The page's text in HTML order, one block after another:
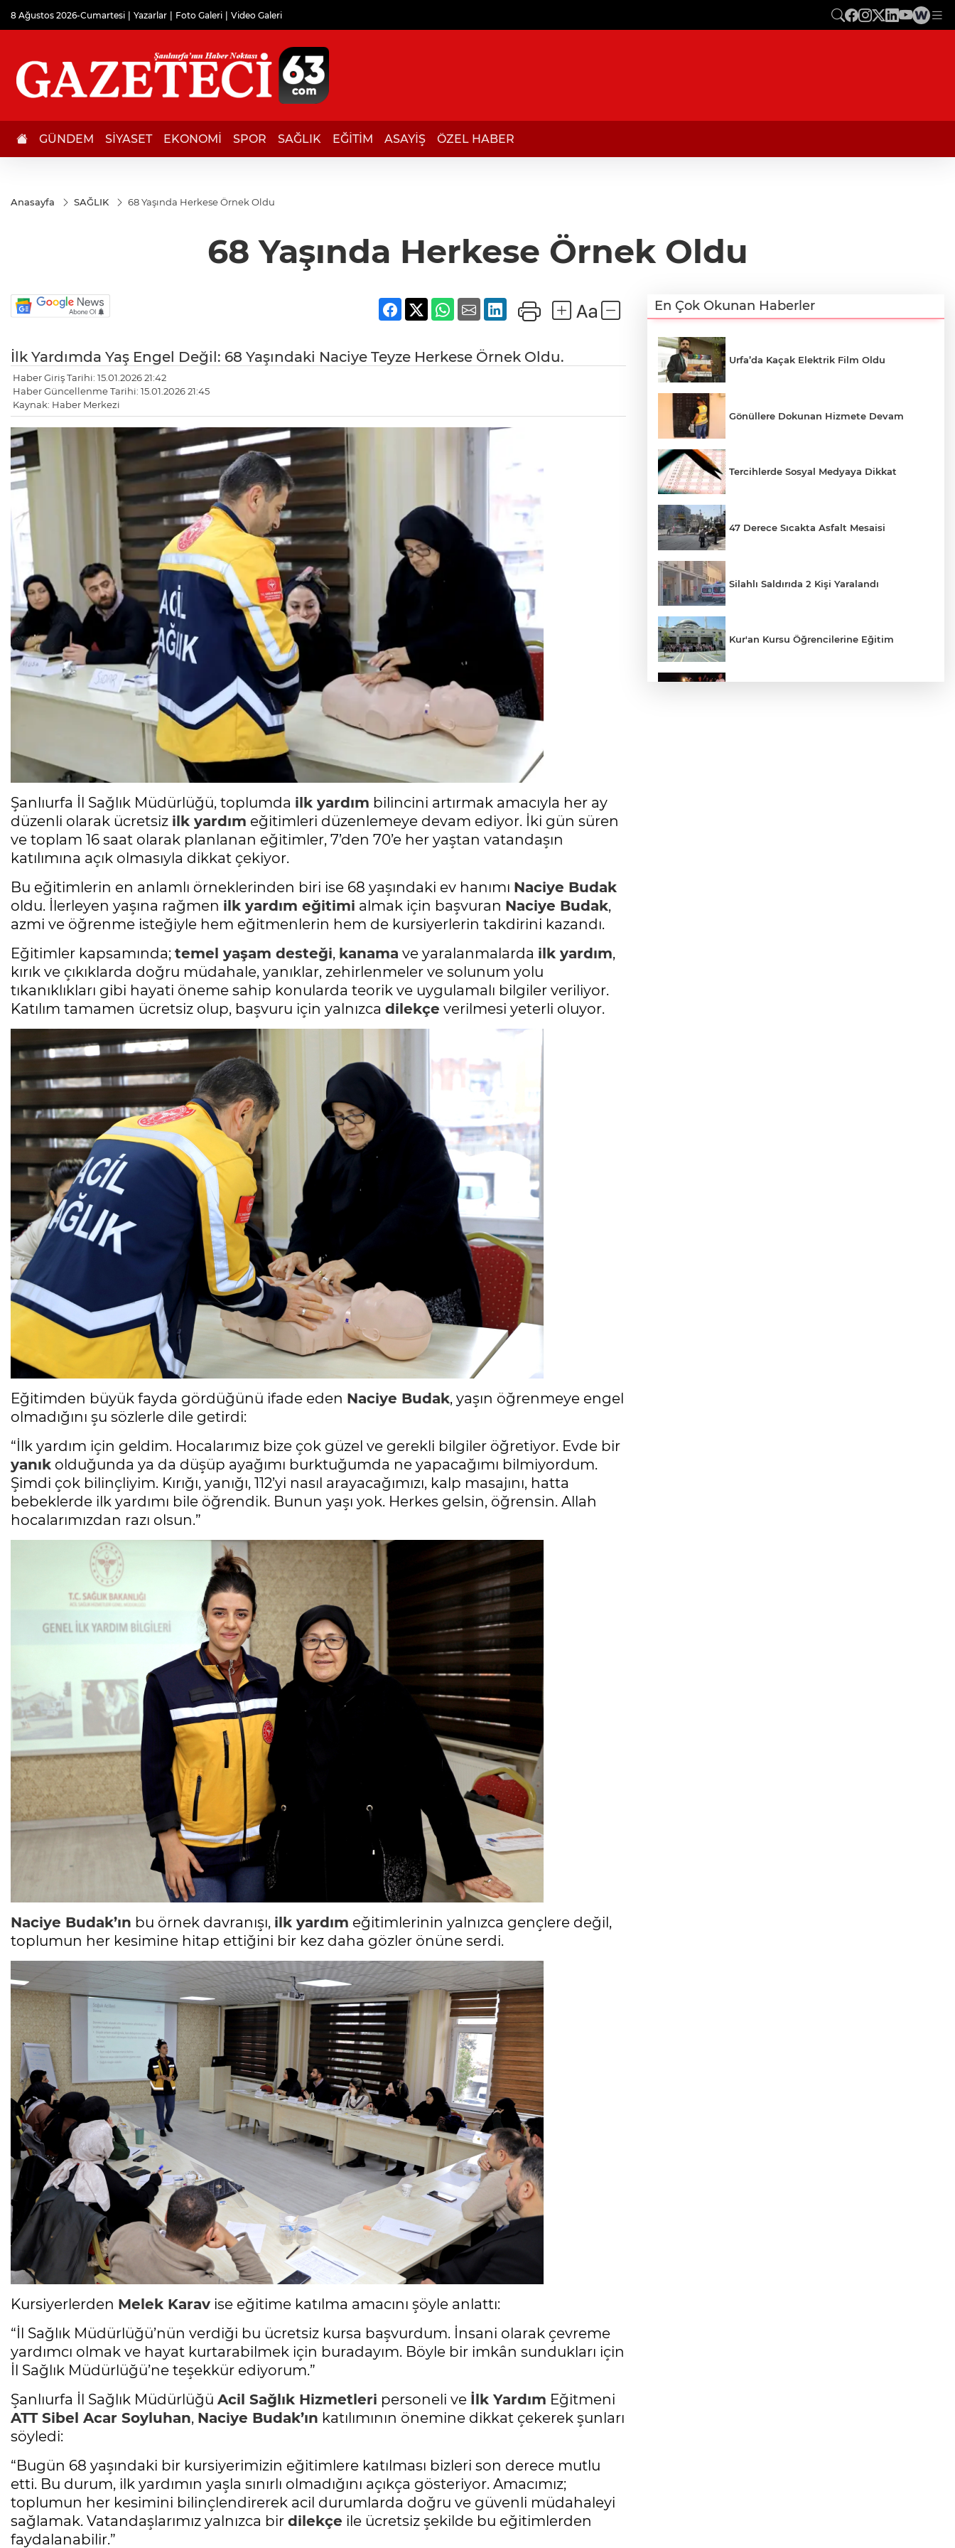
8 Ağustos 2026-Cumartesi Yazarlar Foto Galeri Video Galeri
GÜNDEM SİYASET EKONOMİ SPOR SAĞLIK EĞİTİM ASAYİŞ ÖZEL HABER
Anasayfa SAĞLIK 68 Yaşında Herkese Örnek Oldu
68 Yaşında Herkese Örnek Oldu
İlk Yardımda Yaş Engel Değil: 68 Yaşındaki Naciye Teyze Herkese Örnek Oldu.
Haber Giriş Tarihi: 15.01.2026 21:42
Haber Güncellenme Tarihi: 15.01.2026 21:45
Kaynak: Haber Merkezi
Şanlıurfa İl Sağlık Müdürlüğü, toplumda ilk yardım bilincini artırmak amacıyla her ay
düzenli olarak ücretsiz ilk yardım eğitimleri düzenlemeye devam ediyor. İki gün süren
ve toplam 16 saat olarak planlanan eğitimler, 7’den 70’e her yaştan vatandaşın
katılımına açık olmasıyla dikkat çekiyor.
Bu eğitimlerin en anlamlı örneklerinden biri ise 68 yaşındaki ev hanımı Naciye Budak
oldu. İlerleyen yaşına rağmen ilk yardım eğitimi almak için başvuran Naciye Budak,
azmi ve öğrenme isteğiyle hem eğitmenlerin hem de kursiyerlerin takdirini kazandı.
Eğitimler kapsamında; temel yaşam desteği, kanama ve yaralanmalarda ilk yardım,
kırık ve çıkıklarda doğru müdahale, yanıklar, zehirlenmeler ve solunum yolu
tıkanıklıkları gibi hayati öneme sahip konularda teorik ve uygulamalı bilgiler veriliyor.
Katılım tamamen ücretsiz olup, başvuru için yalnızca dilekçe verilmesi yeterli oluyor.
Eğitimden büyük fayda gördüğünü ifade eden Naciye Budak, yaşın öğrenmeye engel
olmadığını şu sözlerle dile getirdi:
“İlk yardım için geldim. Hocalarımız bize çok güzel ve gerekli bilgiler öğretiyor. Evde bir
yanık olduğunda ya da düşüp ayağımı burktuğumda ne yapacağımı bilmiyordum.
Şimdi çok bilinçliyim. Kırığı, yanığı, 112’yi nasıl arayacağımızı, kalp masajını, hatta
bebeklerde ilk yardımı bile öğrendik. Bunun yaşı yok. Herkes gelsin, öğrensin. Allah
hocalarımızdan razı olsun.”
Naciye Budak’ın bu örnek davranışı, ilk yardım eğitimlerinin yalnızca gençlere değil,
toplumun her kesimine hitap ettiğini bir kez daha gözler önüne serdi.
Kursiyerlerden Melek Karav ise eğitime katılma amacını şöyle anlattı:
“İl Sağlık Müdürlüğü’nün verdiği bu ücretsiz kursa başvurdum. İnsani olarak çevreme
yardımcı olmak ve hayat kurtarabilmek için buradayım. Böyle bir imkân sundukları için
İl Sağlık Müdürlüğü’ne teşekkür ediyorum.”
Şanlıurfa İl Sağlık Müdürlüğü Acil Sağlık Hizmetleri personeli ve İlk Yardım Eğitmeni
ATT Sibel Acar Soyluhan, Naciye Budak’ın katılımının önemine dikkat çekerek şunları
söyledi:
“Bugün 68 yaşındaki bir kursiyerimizin eğitimlere katılması bizleri son derece mutlu
etti. Bu durum, ilk yardımın yaşla sınırlı olmadığını açıkça gösteriyor. Amacımız;
toplumun her kesimini bilinçlendirerek acil durumlarda doğru ve güvenli müdahaleyi
sağlamak. Vatandaşlarımız yalnızca bir dilekçe ile ücretsiz şekilde bu eğitimlerden
faydalanabilir.”
En Çok Okunan Haberler
Urfa’da Kaçak Elektrik Film Oldu
Gönüllere Dokunan Hizmete Devam
Tercihlerde Sosyal Medyaya Dikkat
47 Derece Sıcakta Asfalt Mesaisi
Silahlı Saldırıda 2 Kişi Yaralandı
Kur'an Kursu Öğrencilerine Eğitim